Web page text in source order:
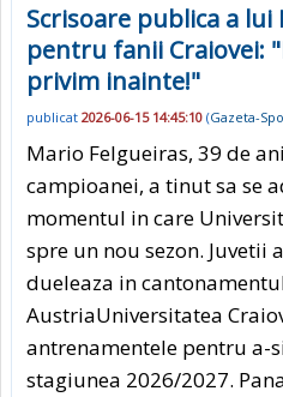
Scrisoare publica a lui
pentru fanii Craiovei:
privim inainte!"
publicat 2026-06-15 14:45:10 (Gazeta-
Mario Felgueiras, 39 de
campioanei, a tinut sa se
momentul in care
spre un nou sezon. Juvetii
dueleaza in
AustriaUniversitatea
antrenamentele pentru a-
stagiunea 2026/2027.